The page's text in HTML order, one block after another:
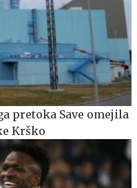
pretoka Save omejila
Krško